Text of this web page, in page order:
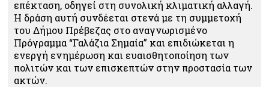
επέκταση, οδηγεί στη συνολική κλιματική αλλαγή.
H δράση αυτή συνδέεται στενά με τη συμμετοχή
του Δήμου Πρέβεζας στο αναγνωρισμένο
Πρόγραμμα “Γαλάζια Σημαία” και επιδιώκεται η
ενεργή ενημέρωση και ευαισθητοποίηση των
πολιτών και των επισκεπτών στην προστασία των
ακτών.